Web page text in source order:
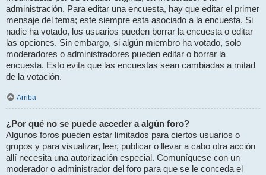
administración. Para editar una encuesta, hay que editar el primer
mensaje del tema; este siempre esta asociado a la encuesta. Si
nadie ha votado, los usuarios pueden borrar la encuesta o editar
las opciones. Sin embargo, si algún miembro ha votado, solo
moderadores o administradores pueden editar o borrar la
encuesta. Esto evita que las encuestas sean cambiadas a mitad
de la votación.
Arriba
¿Por qué no se puede acceder a algún foro?
Algunos foros pueden estar limitados para ciertos usuarios o
grupos y para visualizar, leer, publicar o llevar a cabo otra acción
allí necesita una autorización especial. Comuníquese con un
moderador o administrador del foro para que se le conceda el